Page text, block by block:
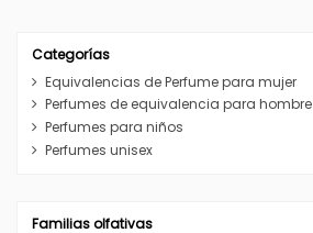
Categorías
Equivalencias de Perfume para mujer
Perfumes de equivalencia para hombre
Perfumes para niños
Perfumes unisex
Familias olfativas